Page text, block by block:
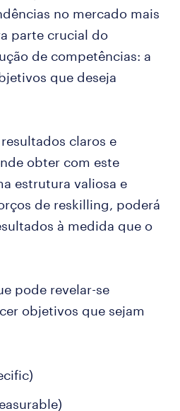
no mercado mais
parte crucial do
de competências: a
que deseja
claros e
obter com este
estrutura valiosa e
de reskilling, poderá
à medida que o
pode revelar-se
objetivos que sejam